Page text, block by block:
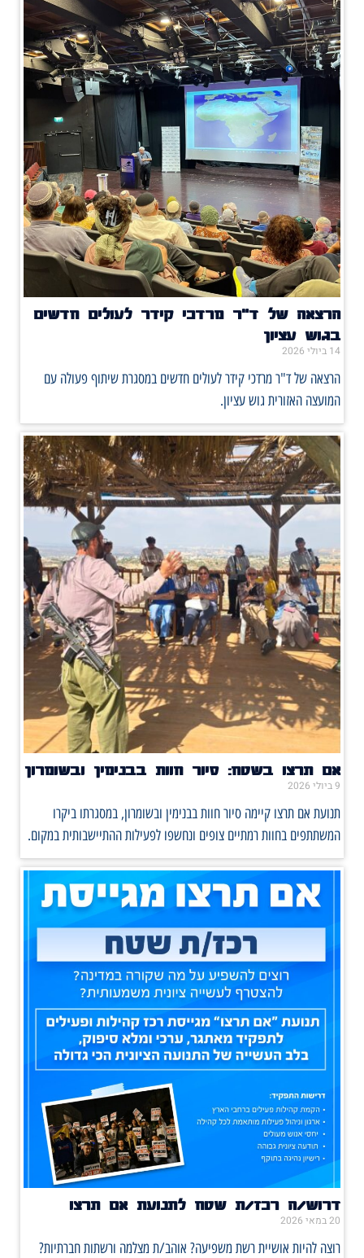
הרצאה של ד"ר מרדכי קידר לעולים חדשים
בגוש עציון
14 ביולי 2026
הרצאה של ד"ר מרדכי קידר לעולים חדשים במסגרת שיתוף פעולה עם
המועצה האזורית גוש עציון.
אם תרצו בשטח: סיור חוות בבנימין ובשומרון
9 ביולי 2026
תנועת אם תרצו קיימה סיור חוות בבנימין ובשומרון, במסגרתו ביקרו
המשתתפים בחוות רמתיים צופים ונחשפו לפעילות ההתיישבותית במקום.
דרוש/ה רכז/ת שטח לתנועת אם תרצו
20 במאי 2026
רוצה להיות אושיית רשת משפיעה? אוהב/ת מצלמה ורשתות חברתיות?